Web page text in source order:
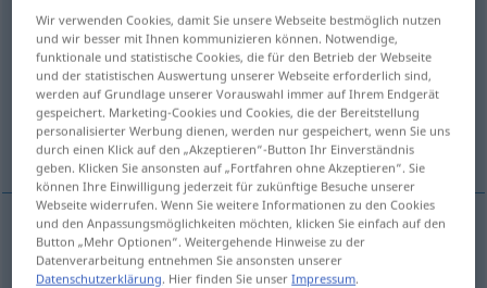
Wäschef <Wäsche;-n>
Übersicht aller Übersetzungen
(Für mehr Details die Übersetzung anklicken/antippen)
rublje, veš, pranje
rublje Wäsche
Wir verwenden Cookies, damit Sie unsere Webseite bestmöglich nutzen
und wir besser mit Ihnen kommunizieren können. Notwendige,
funktionale und statistische Cookies, die für den Betrieb der Webseite
und der statistischen Auswertung unserer Webseite erforderlich sind,
werden auf Grundlage unserer Vorauswahl immer auf Ihrem Endgerät
gespeichert. Marketing-Cookies und Cookies, die der Bereitstellung
personalisierter Werbung dienen, werden nur gespeichert, wenn Sie uns
durch einen Klick auf den „Akzeptieren“-Button Ihr Einverständnis
geben. Klicken Sie ansonsten auf „Fortfahren ohne Akzeptieren“. Sie
können Ihre Einwilligung jederzeit für zukünftige Besuche unserer
Webseite widerrufen. Wenn Sie weitere Informationen zu den Cookies
und den Anpassungsmöglichkeiten möchten, klicken Sie einfach auf den
Button „Mehr Optionen“. Weitergehende Hinweise zu der
Datenverarbeitung entnehmen Sie ansonsten unserer
Datenschutzerklärung. Hier finden Sie unserImpressum.